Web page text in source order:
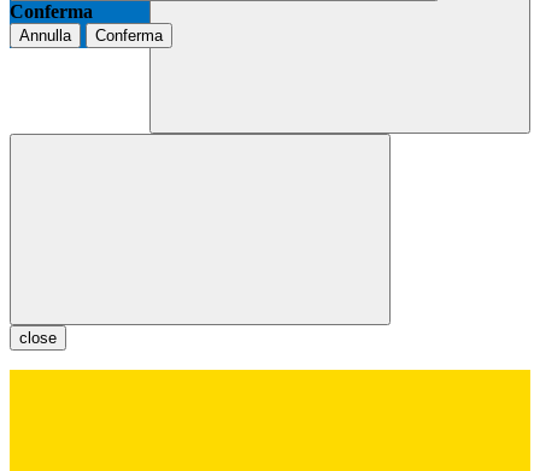
Conferma
Annulla Conferma
close